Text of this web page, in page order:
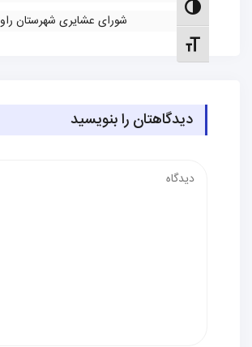
حالت کنتراست بالا
تنظیم اندازهٔ فونت
شورای عشایری شهرستان راور برگزار
دیدگاهتان را بنویسید